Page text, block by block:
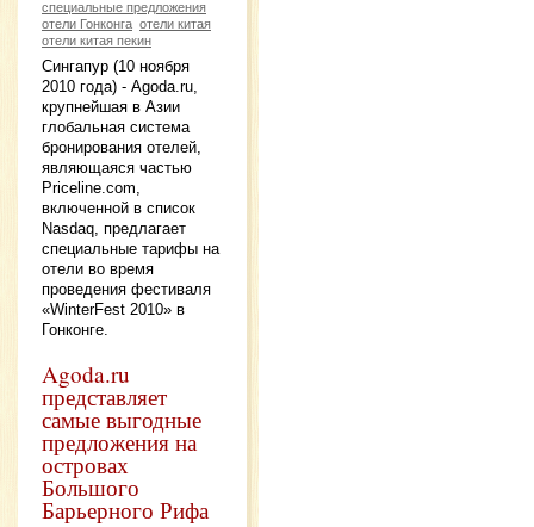
специальные предложения
отели Гонконга отели китая
отели китая пекин
Сингапур (10 ноября
2010 года) - Agoda.ru,
крупнейшая в Азии
глобальная система
бронирования отелей,
являющаяся частью
Priceline.com,
включенной в список
Nasdaq, предлагает
специальные тарифы на
отели во время
проведения фестиваля
«WinterFest 2010» в
Гонконге.
Agoda.ru
представляет
самые выгодные
предложения на
островах
Большого
Барьерного Рифа